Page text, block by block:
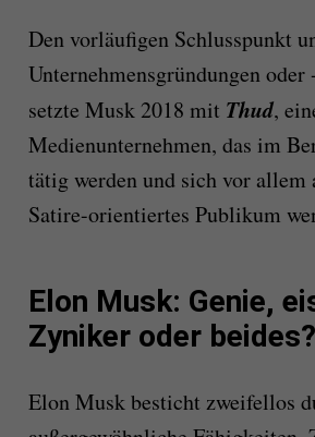
Den vorläufigen Schlusspunkt
Unternehmensgründungen
setzte Musk 2018 mit Thud,
Medienunternehmen, das im
tätig werden und sich vor allem
Satire-orientiertes Publikum
Elon Musk: Genie,
Zyniker oder beides?
Elon Musk besticht zweifellos